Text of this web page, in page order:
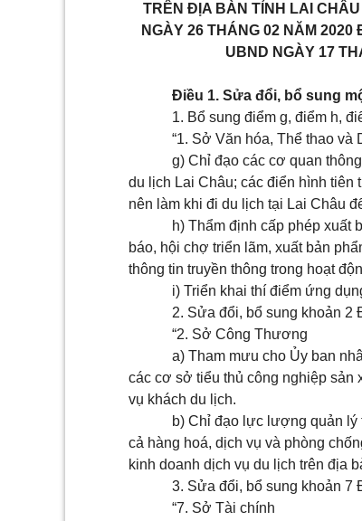
TRÊN ĐỊA BÀN TỈNH LAI
NGÀY 26 THÁNG 02 NĂM
UBND NGÀY 17
Điều 1. Sửa đổi, bổ sung
1. Bổ sung điểm g, điểm h,
“1. Sở Văn hóa, Thể thao và
g) Chỉ đạo các cơ quan
du lịch Lai Châu; các điển hình tiên
nên làm khi đi du lịch tại Lai Châu
h) Thẩm định cấp phép xuất
báo, hội chợ triển lãm, xuất bản
thông tin truyền thông trong hoạt
i) Triển khai thí điểm ứng
2. Sửa đổi, bổ sung khoản 2
“2. Sở Công Thương
a) Tham mưu cho Ủy ban
các cơ sở tiểu thủ công nghiệp sản
vụ khách du lịch.
b) Chỉ đạo lực lượng quản
cả hàng hoá, dịch vụ và phòng
kinh doanh dịch vụ du lịch trên địa
3. Sửa đổi, bổ sung khoản 7
“7. Sở Tài chính